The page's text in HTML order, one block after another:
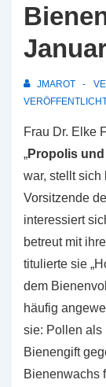
JMAROT
Frau Dr. Elke
„Propolis
war, stellt sich
Vorsitzende
interessiert
betreut mit
titulierte sie
dem
häufig
sie: Pollen als
Bienengift
Bienenwachs